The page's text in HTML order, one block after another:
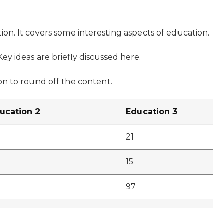
It covers some interesting aspects of education.
ideas are briefly discussed here.
to round off the content.
2 Education 3
21
15
97